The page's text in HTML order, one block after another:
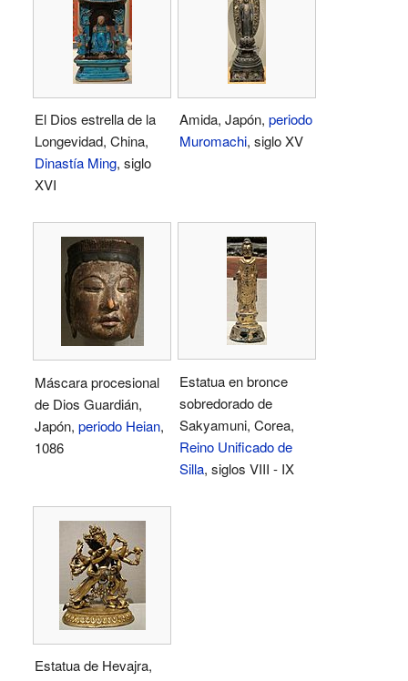
El Dios estrella de la
Longevidad, China,
Dinastía Ming, siglo
XVI
Amida, Japón, periodo
Muromachi, siglo XV
Máscara procesional
de Dios Guardián,
Japón, periodo Heian,
1086
Estatua en bronce
sobredorado de
Sakyamuni, Corea,
Reino Unificado de
Silla, siglos VIII - IX
Estatua de Hevajra,